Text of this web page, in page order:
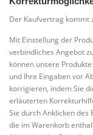
Der Kaufvertrag kommt
Mit Einstellung der
verbindliches Angebot
können unsere
und Ihre Eingaben vor
korrigieren, indem Sie
erläuterten
Sie durch Anklicken
die im Warenkorb